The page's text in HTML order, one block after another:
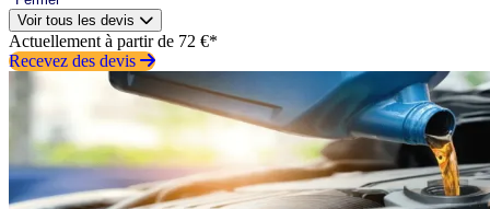
Voir tous les devis
Actuellement à partir de 72 €*
Recevez des devis